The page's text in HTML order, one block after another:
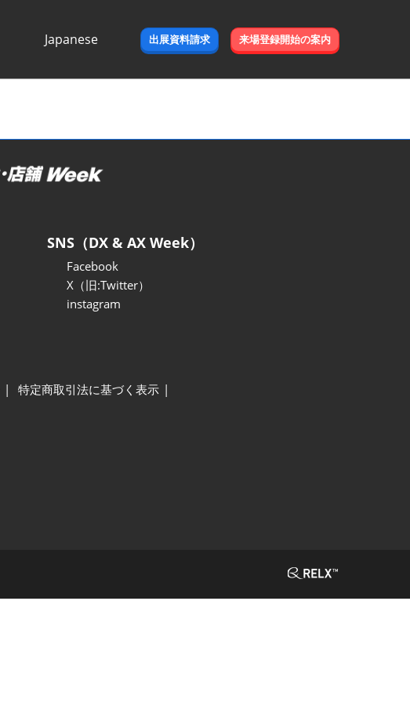
Japanese
出展資料請求 来場登録開始の案内
SNS（DX & AX Week）
Facebook
X（旧:Twitter）
instagram
特定商取引法に基づく表示